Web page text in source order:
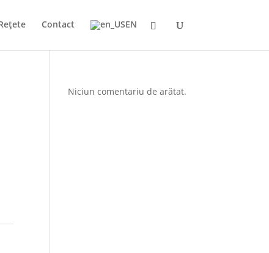
Contact EN
Niciun comentariu de arătat.